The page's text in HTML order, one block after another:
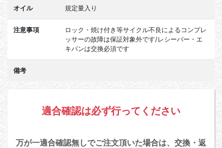
オイル 規定量入り
注意事項
ロック・焼け付き等サイクル不良によるコンプレ
ッサーの故障は保証対象外です/レシーバー・エ
キパンは交換必須です
備考
適合確認は必ず行ってください
万が一適合確認無しでご注文頂いた場合は、交換・返